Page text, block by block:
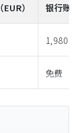
（EUR） 银行账
1,980
免费